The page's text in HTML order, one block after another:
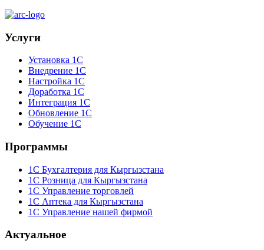
Услуги
Установка 1С
Внедрение 1С
Настройка 1С
Доработка 1С
Интеграция 1С
Обновление 1С
Обучение 1С
Программы
1С Бухгалтерия для Кыргызстана
1С Розница для Кыргызстана
1С Управление торговлей
1С Аптека для Кыргызстана
1С Управление нашей фирмой
Актуальное